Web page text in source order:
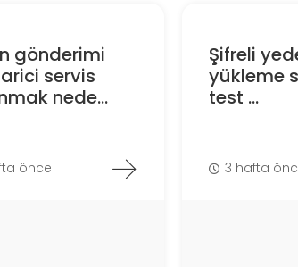
gönderimi
servis
nede...
önce
Şifreli
yükleme
test ...
3 hafta